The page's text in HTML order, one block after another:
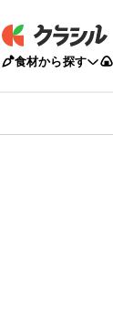
食材から探す